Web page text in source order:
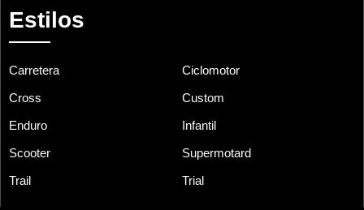
Estilos
Carretera Ciclomotor
Cross Custom
Enduro Infantil
Scooter Supermotard
Trail Trial